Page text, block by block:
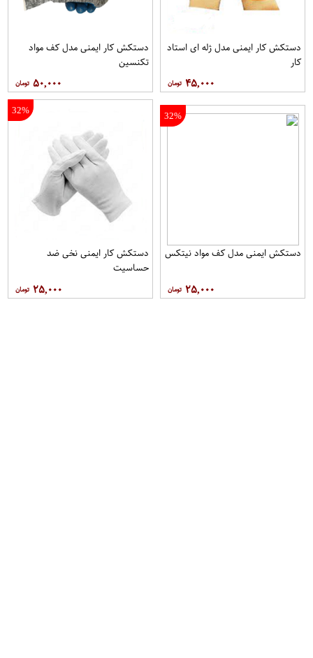
دستکش کار ایمنی مدل ژله ای استاد
کار
۴۵,۰۰۰
دستکش کار ایمنی مدل کف مواد
تکنسین
۵۰,۰۰۰
32%
دستکش ایمنی مدل کف مواد نیتکس
۲۵,۰۰۰
32%
دستکش کار ایمنی نخی ضد
حساسیت
۲۵,۰۰۰